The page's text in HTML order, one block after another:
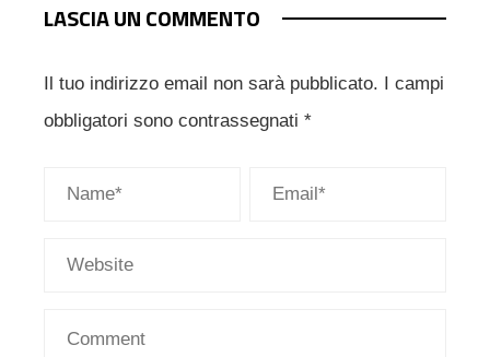
LASCIA UN COMMENTO
Il tuo indirizzo email non sarà pubblicato.
I campi
obbligatori sono contrassegnati *